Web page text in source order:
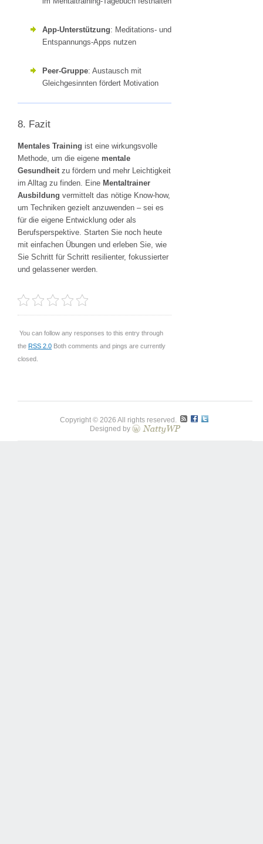
App-Unterstützung: Meditations- und
Entspannungs-Apps nutzen
Peer-Gruppe: Austausch mit
Gleichgesinnten fördert Motivation
8. Fazit
Mentales Training ist eine wirkungsvolle
Methode, um die eigene mentale
Gesundheitzu fördern und mehr Leichtigkeit
im Alltag zu finden. Eine Mentaltrainer
Ausbildung vermittelt das nötige Know-how,
um Techniken gezielt anzuwenden – sei es
für die eigene Entwicklung oder als
Berufsperspektive. Starten Sie noch heute
mit einfachen Übungen und erleben Sie, wie
Sie Schritt für Schritt resilienter, fokussierter
und gelassener werden.
You can follow any responses to this entry through
the RSS 2.0 Both comments and pings are currently
closed.
Copyright © 2026 All rights reserved.
Designed by